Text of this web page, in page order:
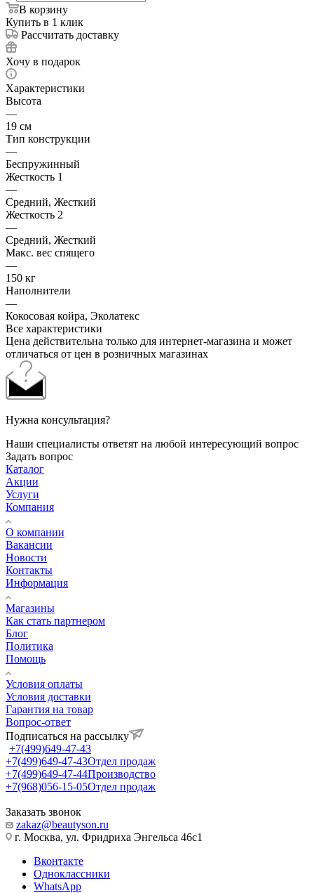
В корзину
Купить в 1 клик
Рассчитать доставку
Хочу в подарок
Характеристики
Высота
—
19 см
Тип конструкции
—
Беспружинный
Жесткость 1
—
Средний, Жесткий
Жесткость 2
—
Средний, Жесткий
Макс. вес спящего
—
150 кг
Наполнители
—
Кокосовая койра, Эколатекс
Все характеристики
Цена действительна только для интернет-магазина и может
отличаться от цен в розничных магазинах
Нужна консультация?
Наши специалисты ответят на любой интересующий вопрос
Задать вопрос
Каталог
Акции
Услуги
Компания
О компании
Вакансии
Новости
Контакты
Информация
Магазины
Как стать партнером
Блог
Политика
Помощь
Условия оплаты
Условия доставки
Гарантия на товар
Вопрос-ответ
Подписаться на рассылку
+7(499)649-47-43
+7(499)649-47-43Отдел продаж
+7(499)649-47-44Производство
+7(968)056-15-05Отдел продаж
Заказать звонок
zakaz@beautyson.ru
г. Москва, ул. Фридриха Энгельса 46с1
Вконтакте
Одноклассники
WhatsApp